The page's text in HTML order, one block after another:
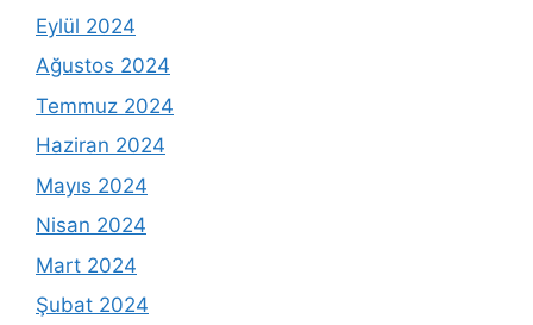
Eylül 2024
Ağustos 2024
Temmuz 2024
Haziran 2024
Mayıs 2024
Nisan 2024
Mart 2024
Şubat 2024